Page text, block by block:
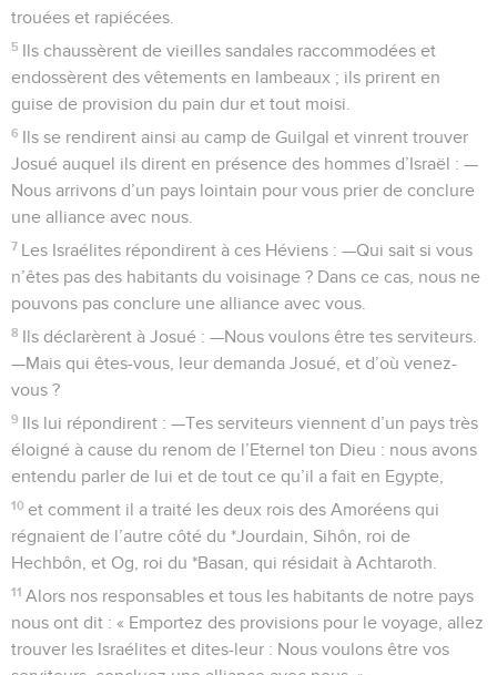
trouées et rapiécées.
5 Ils chaussèrent de vieilles sandales raccommodées et
endossèrent des vêtements en lambeaux ; ils prirent en
guise de provision du pain dur et tout moisi.
6 Ils se rendirent ainsi au camp de Guilgal et vinrent trouver
Josué auquel ils dirent en présence des hommes d’Israël : —
Nous arrivons d’un pays lointain pour vous prier de conclure
une alliance avec nous.
7 Les Israélites répondirent à ces Héviens : —Qui sait si vous
n’êtes pas des habitants du voisinage ? Dans ce cas, nous ne
pouvons pas conclure une alliance avec vous.
8 Ils déclarèrent à Josué : —Nous voulons être tes serviteurs.
—Mais qui êtes-vous, leur demanda Josué, et d’où venez-
vous ?
9 Ils lui répondirent : —Tes serviteurs viennent d’un pays très
éloigné à cause du renom de l’Eternel ton Dieu : nous avons
entendu parler de lui et de tout ce qu’il a fait en Egypte,
10 et comment il a traité les deux rois des Amoréens qui
régnaient de l’autre côté du *Jourdain, Sihôn, roi de
Hechbôn, et Og, roi du *Basan, qui résidait à Achtaroth.
11 Alors nos responsables et tous les habitants de notre pays
nous ont dit : « Emportez des provisions pour le voyage, allez
trouver les Israélites et dites-leur : Nous voulons être vos